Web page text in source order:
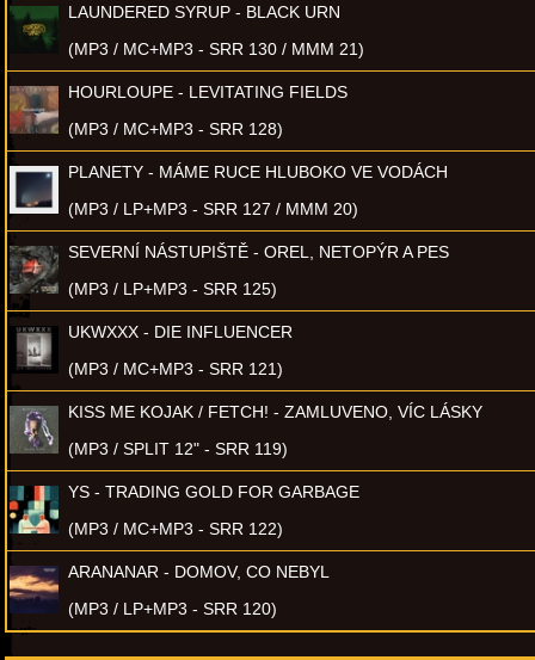
LAUNDERED SYRUP - BLACK URN
(MP3 / MC+MP3 - SRR 130 / MMM 21)
HOURLOUPE - LEVITATING FIELDS
(MP3 / MC+MP3 - SRR 128)
PLANETY - MÁME RUCE HLUBOKO VE VODÁCH
(MP3 / LP+MP3 - SRR 127 / MMM 20)
SEVERNÍ NÁSTUPIŠTĚ - OREL, NETOPÝR A PES
(MP3 / LP+MP3 - SRR 125)
UKWXXX - DIE INFLUENCER
(MP3 / MC+MP3 - SRR 121)
KISS ME KOJAK / FETCH! - ZAMLUVENO, VÍC LÁSKY
(MP3 / SPLIT 12" - SRR 119)
YS - TRADING GOLD FOR GARBAGE
(MP3 / MC+MP3 - SRR 122)
ARANANAR - DOMOV, CO NEBYL
(MP3 / LP+MP3 - SRR 120)